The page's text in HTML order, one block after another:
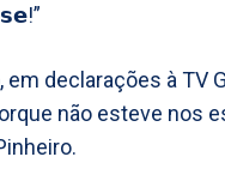
em declarações à TV
não esteve nos